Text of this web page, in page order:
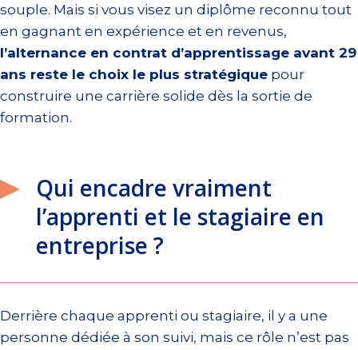
souple. Mais si vous visez un diplôme reconnu tout
en gagnant en expérience et en revenus,
l’alternance en contrat d’apprentissage avant 29
ans reste le choix le plus stratégique pour
construire une carrière solide dès la sortie de
formation.
Qui encadre vraiment
l’apprenti et le stagiaire en
entreprise ?
Derrière chaque apprenti ou stagiaire, il y a une
personne dédiée à son suivi, mais ce rôle n’est pas